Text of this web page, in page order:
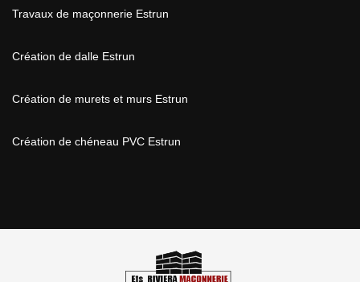
Travaux de maçonnerie Estrun
Création de dalle Estrun
Création de murets et murs Estrun
Création de chéneau PVC Estrun